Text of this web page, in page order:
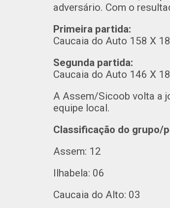
adversário. Com o
Primeira partida:
Caucaia do Auto 158 X
Segunda partida:
Caucaia do Auto 146 X
A Assem/Sicoob volta a
equipe local.
Classificação do grupo/
Assem: 12
Ilhabela: 06
Caucaia do Alto: 03